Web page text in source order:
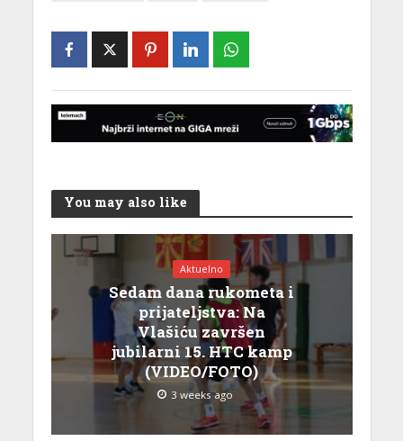
You may also like
Aktuelno
Sedam dana rukometa i
prijateljstva: Na
Vlašiću završen
jubilarni 15. HTC kamp
(VIDEO/FOTO)
3 weeks ago